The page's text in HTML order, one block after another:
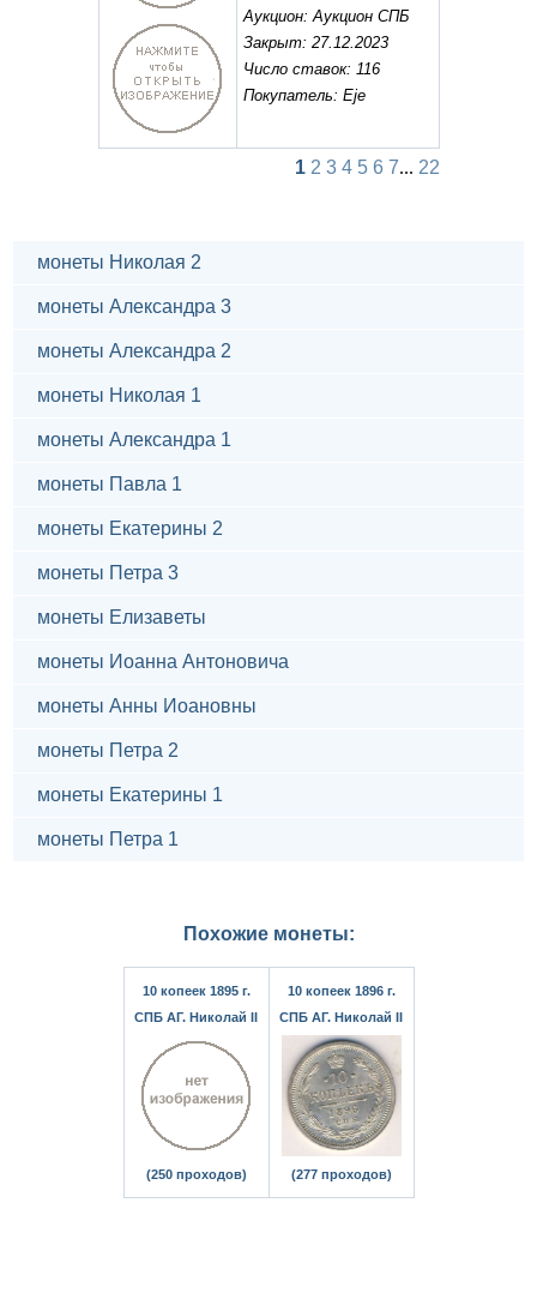
Аукцион: Аукцион СПБ
Закрыт: 27.12.2023
Число ставок: 116
Покупатель: Eje
1 2 3 4 5 6 7... 22
монеты Николая 2
монеты Александра 3
монеты Александра 2
монеты Николая 1
монеты Александра 1
монеты Павла 1
монеты Екатерины 2
монеты Петра 3
монеты Елизаветы
монеты Иоанна Антоновича
монеты Анны Иоановны
монеты Петра 2
монеты Екатерины 1
монеты Петра 1
Похожие монеты:
10 копеек 1895 г.
СПБ АГ. Николай II
(250 проходов)
10 копеек 1896 г.
СПБ АГ. Николай II
(277 проходов)